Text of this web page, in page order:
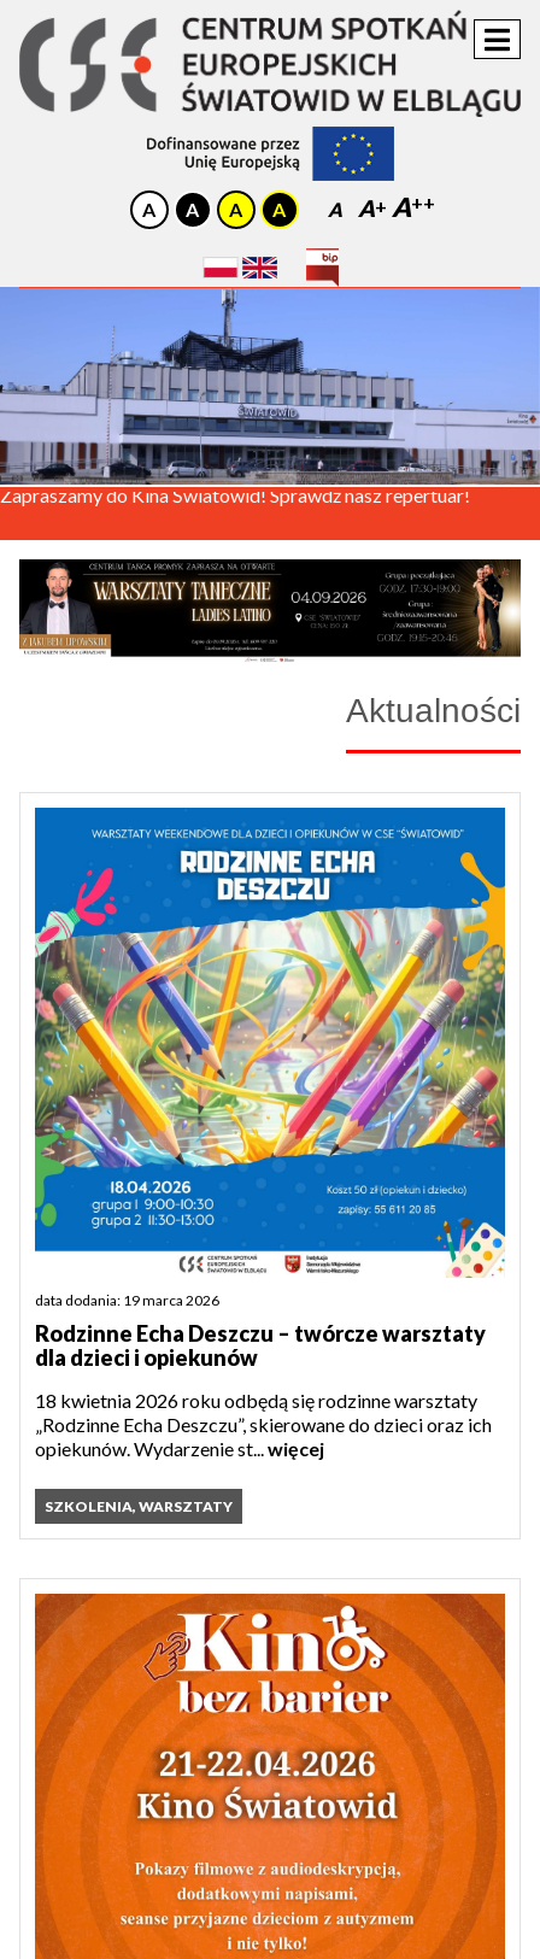
A A A
OGŁOSZENIE:
Aktualności
data dodania: 19 marca 2026
Rodzinne Echa Deszczu – twórcze warsztaty
dla dzieci i opiekunów
18 kwietnia 2026 roku odbędą się rodzinne warsztaty
„Rodzinne Echa Deszczu”, skierowane do dzieci oraz ich
opiekunów. Wydarzenie st... więcej
SZKOLENIA, WARSZTATY